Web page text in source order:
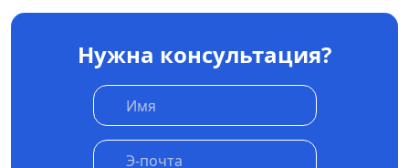
Нужна консультация?